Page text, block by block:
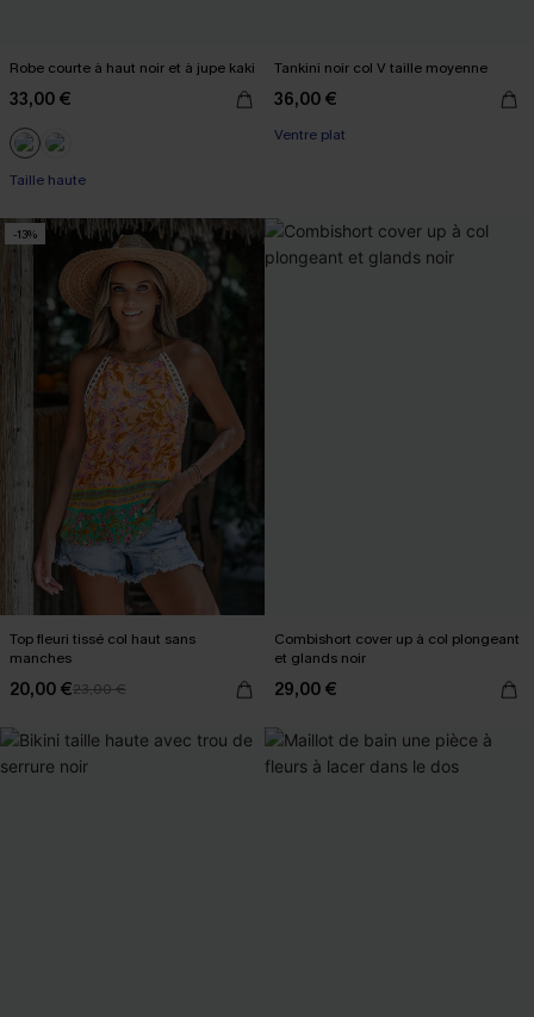
Robe courte à haut noir et à jupe kaki
33,00 €
Taille haute
Tankini noir col V taille moyenne
36,00 €
Ventre plat
-13%
Top fleuri tissé col haut sans
manches
20,00 €23,00 €
Combishort cover up à col plongeant
et glands noir
29,00 €